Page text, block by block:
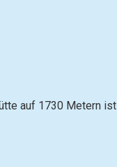
auf 1730 Metern ist